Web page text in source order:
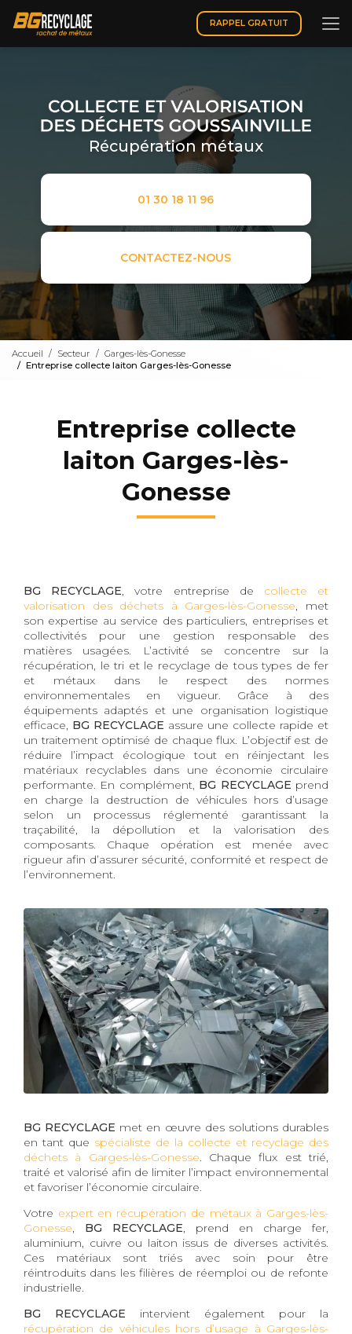
contenu
principal
RAPPEL GRATUIT
Récupération métaux
01 30 18 11 96
CONTACTEZ-NOUS
Accueil Secteur
Garges-lès-Gonesse
Entreprise collecte laiton Garges-lès-Gonesse
Entreprise collecte
laiton Garges-lès-
Gonesse
BG RECYCLAGE, votre entreprise de collecte et
valorisation des déchets à Garges-lès-Gonesse, met
son expertise au service des particuliers, entreprises et
collectivités pour une gestion responsable des
matières usagées. L’activité se concentre sur la
récupération, le tri et le recyclage de tous types de fer
et métaux dans le respect des normes
environnementales en vigueur. Grâce à des
équipements adaptés et une organisation logistique
efficace, BG RECYCLAGE assure une collecte rapide et
un traitement optimisé de chaque flux. L’objectif est de
réduire l’impact écologique tout en réinjectant les
matériaux recyclables dans une économie circulaire
performante. En complément, BG RECYCLAGE prend
en charge la destruction de véhicules hors d’usage
selon un processus réglementé garantissant la
traçabilité, la dépollution et la valorisation des
composants. Chaque opération est menée avec
rigueur afin d’assurer sécurité, conformité et respect de
l’environnement.
BG RECYCLAGE met en œuvre des solutions durables
en tant que spécialiste de la collecte et recyclage des
déchets à Garges-lès-Gonesse. Chaque flux est trié,
traité et valorisé afin de limiter l’impact environnemental
et favoriser l’économie circulaire.
Votre expert en récupération de métaux à Garges-lès-
Gonesse, BG RECYCLAGE, prend en charge fer,
aluminium, cuivre ou laiton issus de diverses activités.
Ces matériaux sont triés avec soin pour être
réintroduits dans les filières de réemploi ou de refonte
industrielle.
BG RECYCLAGE intervient également pour la
récupération de véhicules hors d’usage à Garges-lès-